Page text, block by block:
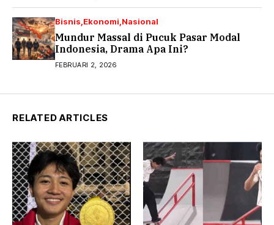
Bisnis Ekonomi Nasional
Mundur Massal di Pucuk Pasar Modal
Indonesia, Drama Apa Ini?
FEBRUARI 2, 2026
RELATED ARTICLES